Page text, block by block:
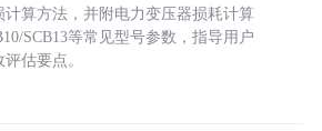
算方法，并附电力变压器损耗计算
SCB13等常见型号参数，指导用户
估要点。